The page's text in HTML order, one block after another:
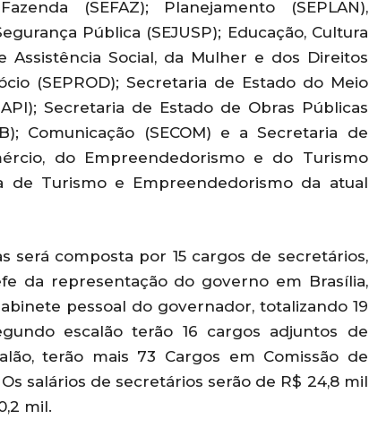
(SEFAZ); Planejamento (SEPLAN),
Pública (SEJUSP); Educação, Cultura
Assistência Social, da Mulher e dos Direitos
(SEPROD); Secretaria de Estado do Meio
Secretaria de Estado de Obras Públicas
Comunicação (SECOM) e a Secretaria de
do Empreendedorismo e do Turismo
de Turismo e Empreendedorismo da atual
será composta por 15 cargos de secretários,
da representação do governo em Brasília,
pessoal do governador, totalizando 19
escalão terão 16 cargos adjuntos de
terão mais 73 Cargos em Comissão de
salários de secretários serão de R$ 24,8 mil
mil.